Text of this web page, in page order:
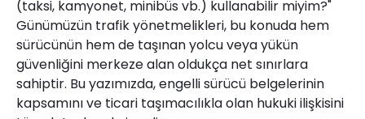
(taksi, kamyonet, minibüs vb.) kullanabilir miyim?"
Günümüzün trafik yönetmelikleri, bu konuda hem
sürücünün hem de taşınan yolcu veya yükün
güvenliğini merkeze alan oldukça net sınırlara
sahiptir. Bu yazımızda, engelli sürücü belgelerinin
kapsamını ve ticari taşımacılıkla olan hukuki ilişkisini